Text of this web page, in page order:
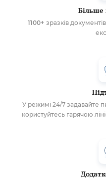
Більше
1100+ зразків
У режимі 24/7 задавайте
користуйтесь гарячою